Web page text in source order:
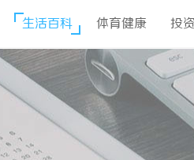
生活百科 体育健康 投